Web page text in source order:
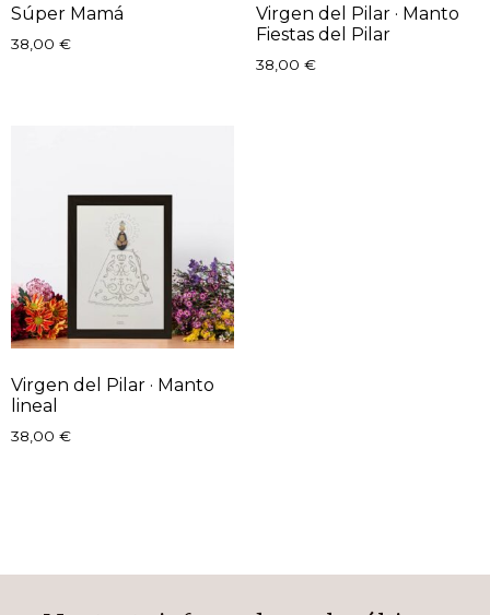
Súper Mamá
38,00 €
Virgen del Pilar · Manto
Fiestas del Pilar
38,00 €
Virgen del Pilar · Manto
lineal
38,00 €